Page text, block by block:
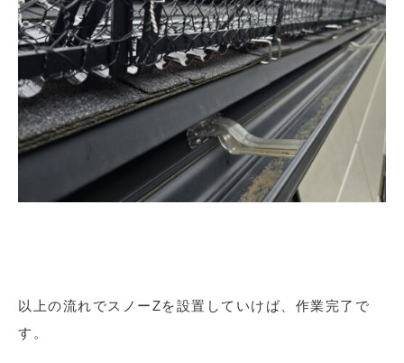
以上の流れでスノーZを設置していけば、作業完了で
す。